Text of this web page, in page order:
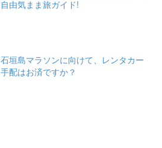
自由気まま旅ガイド!
石垣島マラソンに向けて、レンタカー
手配はお済ですか？